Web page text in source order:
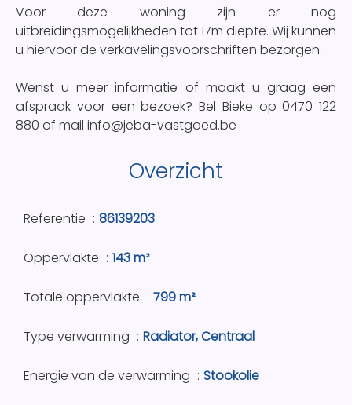
Voor deze woning zijn er nog
uitbreidingsmogelijkheden tot 17m diepte. Wij kunnen
u hiervoor de verkavelingsvoorschriften bezorgen.
Wenst u meer informatie of maakt u graag een
afspraak voor een bezoek? Bel Bieke op 0470 122
880 of mail info@jeba-vastgoed.be
Overzicht
Referentie 86139203
Oppervlakte 143 m²
Totale oppervlakte 799 m²
Type verwarming Radiator, Centraal
Energie van de verwarming Stookolie